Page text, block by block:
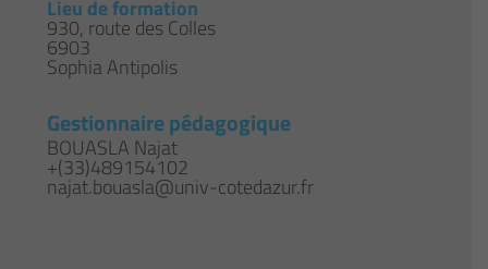
Lieu de formation
930, route des Colles
6903
Sophia Antipolis
Gestionnaire pédagogique
BOUASLA Najat
+(33)489154102
najat.bouasla@univ-cotedazur.fr